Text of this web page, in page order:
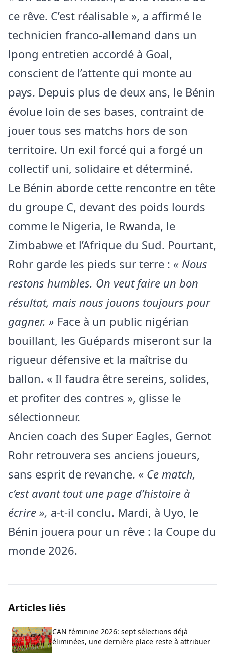
ce rêve. C’est réalisable », a affirmé le
technicien franco-allemand dans un
lpong entretien accordé à Goal,
conscient de l’attente qui monte au
pays. Depuis plus de deux ans, le Bénin
évolue loin de ses bases, contraint de
jouer tous ses matchs hors de son
territoire. Un exil forcé qui a forgé un
collectif uni, solidaire et déterminé.
Le Bénin aborde cette rencontre en tête
du groupe C, devant des poids lourds
comme le Nigeria, le Rwanda, le
Zimbabwe et l’Afrique du Sud. Pourtant,
Rohr garde les pieds sur terre : « Nous
restons humbles. On veut faire un bon
résultat, mais nous jouons toujours pour
gagner. » Face à un public nigérian
bouillant, les Guépards miseront sur la
rigueur défensive et la maîtrise du
ballon. « Il faudra être sereins, solides,
et profiter des contres », glisse le
sélectionneur.
Ancien coach des Super Eagles, Gernot
Rohr retrouvera ses anciens joueurs,
sans esprit de revanche. « Ce match,
c’est avant tout une page d’histoire à
écrire », a-t-il conclu. Mardi, à Uyo, le
Bénin jouera pour un rêve : la Coupe du
monde 2026.
Articles liés
CAN féminine 2026: sept sélections déjà
éliminées, une dernière place reste à attribuer